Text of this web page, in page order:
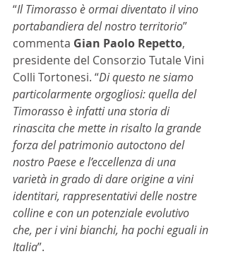
“Il Timorasso è ormai diventato il vino
portabandiera del nostro territorio”
commenta Gian Paolo Repetto,
presidente del Consorzio Tutale Vini
Colli Tortonesi. “Di questo ne siamo
particolarmente orgogliosi: quella del
Timorasso è infatti una storia di
rinascita che mette in risalto la grande
forza del patrimonio autoctono del
nostro Paese e l’eccellenza di una
varietà in grado di dare origine a vini
identitari, rappresentativi delle nostre
colline e con un potenziale evolutivo
che, per i vini bianchi, ha pochi eguali in
Italia”.